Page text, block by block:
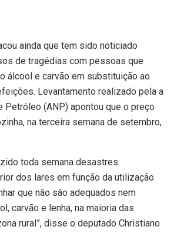
ainda que tem sido noticiado
de tragédias com pessoas que
álcool e carvão em substituição ao
Levantamento realizado pela a
Petróleo (ANP) apontou que o preço
na terceira semana de setembro,
toda semana desastres
dos lares em função da utilização
que não são adequados nem
carvão e lenha, na maioria das
rural”, disse o deputado Christiano